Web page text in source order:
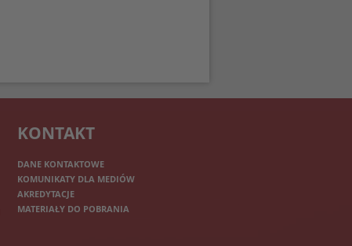
KONTAKT
DANE KONTAKTOWE
KOMUNIKATY DLA MEDIÓW
AKREDYTACJE
MATERIAŁY DO POBRANIA